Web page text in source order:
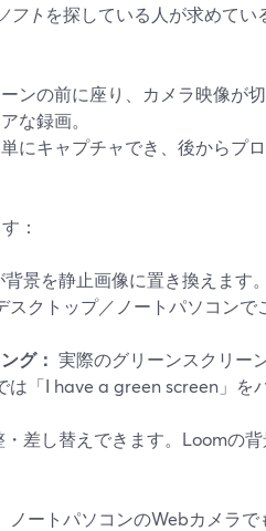
フト を探している人が求めてい
ンの前に座り、カメラ映像が
な録画。
にキャプチャでき、後からプ
：
背景を静止画像に置き換えます
クトップ／ノートパソコンで
グ： 実際のグリーンスクリー
「I have a green screen」を
差し替えできます。Loomの
ートパソコンのWebカメラで